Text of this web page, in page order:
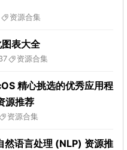
资源合集
表大全
资源合集
精心挑选的优秀应用程
源推荐
资源合集
然语言处理 (NLP) 资源推